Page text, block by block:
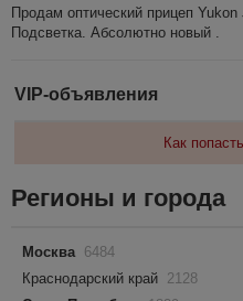
Продам оптический прицеп
Подсветка. Абсолютно новый .
VIP-объявления
Как
Регионы и города
Москва 6484
Краснодарский край 2128